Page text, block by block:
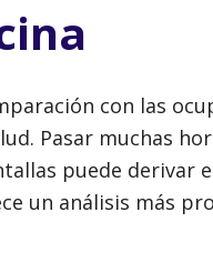
con las
Pasar muchas
puede derivar
un análisis más